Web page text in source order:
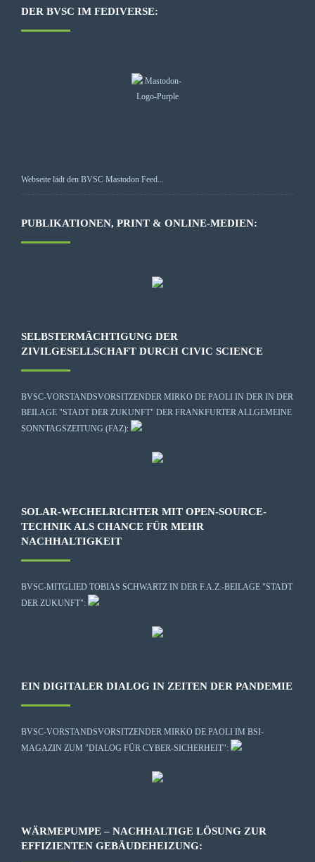
DER BVSC IM FEDIVERSE:
Webseite lädt den BVSC Mastodon Feed...
PUBLIKATIONEN, PRINT & ONLINE-MEDIEN:
SELBSTERMÄCHTIGUNG DER
ZIVILGESELLSCHAFT DURCH CIVIC SCIENCE
BVSC-VORSTANDSVORSITZENDER MIRKO DE PAOLI IN DER IN DER
BEILAGE "STADT DER ZUKUNFT" DER FRANKFURTER ALLGEMEINE
SONNTAGSZEITUNG (FAZ):
SOLAR-WECHELRICHTER MIT OPEN-SOURCE-
TECHNIK ALS CHANCE FÜR MEHR
NACHHALTIGKEIT
BVSC-MITGLIED TOBIAS SCHWARTZ IN DER F.A.Z.-BEILAGE "STADT
DER ZUKUNFT":
EIN DIGITALER DIALOG IN ZEITEN DER PANDEMIE
BVSC-VORSTANDSVORSITZENDER MIRKO DE PAOLI IM BSI-
MAGAZIN ZUM "DIALOG FÜR CYBER-SICHERHEIT":
WÄRMEPUMPE – NACHHALTIGE LÖSUNG ZUR
EFFIZIENTEN GEBÄUDEHEIZUNG: